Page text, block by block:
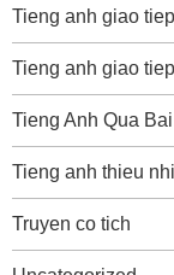
Tieng anh giao tiep
Tieng anh giao
Tieng Anh Qua
Tieng anh thieu nhi
Truyen co tich